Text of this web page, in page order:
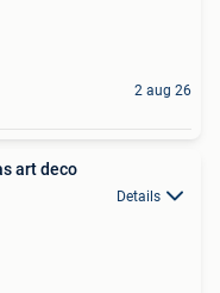
2 aug 26
art deco
Details